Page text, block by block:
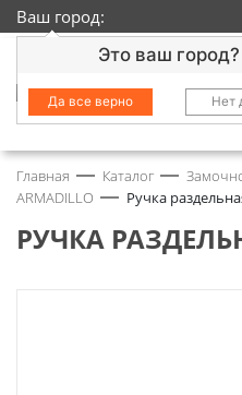
Ваш город:
Это ваш город?
Да все верно Нет
Замочно-скобяные
изделия 1429
Инструмент 2363
Главная Каталог
ARMADILLO
Ручка
РУЧКА